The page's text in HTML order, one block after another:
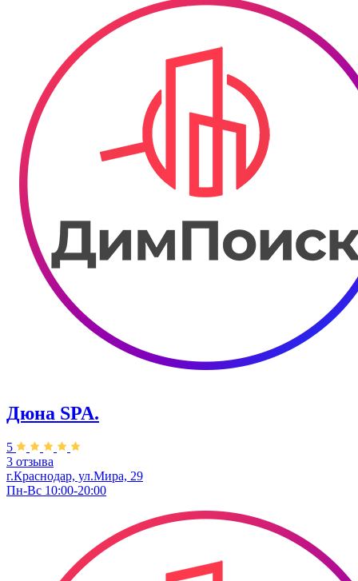
Дюна SPA.
5
3 отзыва
г.Краснодар, ул.Мира, 29
Пн-Вс 10:00-20:00